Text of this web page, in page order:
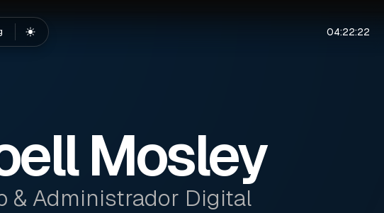
04:22:22
Mosley
& Administrador Digital